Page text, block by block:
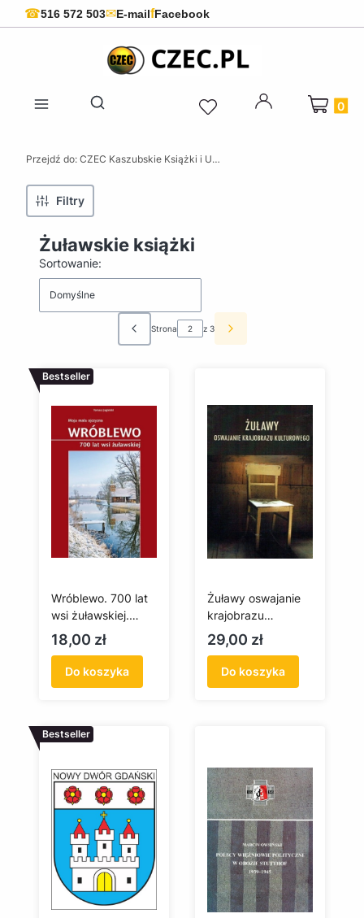
☎516 572 503✉E-mailfFacebook
Otwórz wyszukiwarkę
Produkty
Przejdź do: CZEC Kaszubskie Książki i Upominki - Pamiątki z Kaszub
Filtry
Żuławskie książki
Lista produktów
Sortowanie:
Domyślne
Poprzednie produkty
Strona z 3 Następne produkty
Bestseller
Wróblewo. 700 lat
wsi żuławskiej.
Moja mała ojczyzna
Cena
18,00 zł
Do koszyka
Żuławy oswajanie
krajobrazu
kulturowego
Cena
29,00 zł
Do koszyka
Bestseller